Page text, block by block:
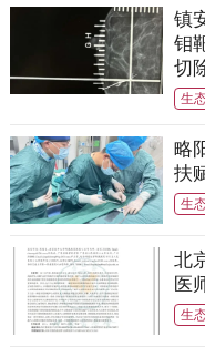
镇
钼
切
生
略
扶
生
北
医
生